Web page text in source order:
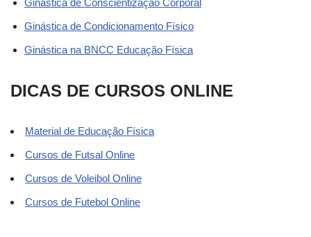
Ginástica de Conscientização Corporal
Ginástica de Condicionamento Físico
Ginástica na BNCC Educação Física
DICAS DE CURSOS ONLINE
Material de Educação Física
Cursos de Futsal Online
Cursos de Voleibol Online
Cursos de Futebol Online